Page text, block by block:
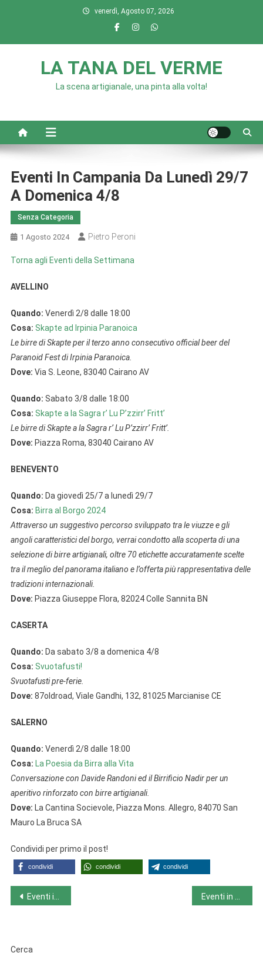
venerdì, Agosto 07, 2026
LA TANA DEL VERME
La scena artigianale, una pinta alla volta!
Eventi In Campania Da Lunedì 29/7
A Domenica 4/8
Senza Categoria
1 Agosto 2024 Pietro Peroni
Torna agli Eventi della Settimana
AVELLINO
Quando: Venerdì 2/8 dalle 18:00
Cosa: Skapte ad Irpinia Paranoica
Le birre di Skapte per il terzo anno consecutivo official beer del
Paranoid Fest di Irpinia Paranoica.
Dove: Via S. Leone, 83040 Cairano AV
Quando: Sabato 3/8 dalle 18:00
Cosa: Skapte a la Sagra r’ Lu P’zzirr’ Fritt’
Le birre di Skapte a la Sagra r’ Lu P’zzirr’ Fritt’.
Dove: Piazza Roma, 83040 Cairano AV
BENEVENTO
Quando: Da giovedì 25/7 a lunedì 29/7
Cosa: Birra al Borgo 2024
Attraverso un suggestivo percorso sviluppato tra le viuzze e gli
angoli caratteristici del borgo, verrai condotto alla scoperta di una
selezione di birre artigianali, oltre 70 etichette accuratamente scelte
tra il meglio del panorama italiano e l’offerta più rappresentativa delle
tradizioni internazionali.
Dove: Piazza Giuseppe Flora, 82024 Colle Sannita BN
CASERTA
Quando: Da sabato 3/8 a domenica 4/8
Cosa: Svuotafusti!
Svuotafusti pre-ferie.
Dove: 87oldroad, Viale Gandhi, 132, 81025 Marcianise CE
SALERNO
Quando: Venerdì 2/8 dalle 18:00
Cosa: La Poesia da Birra alla Vita
Conversazione con Davide Randoni ed il Birrificio Nadir per un
aperitivo rinforzato con birre artigianali.
Dove: La Cantina Socievole, Piazza Mons. Allegro, 84070 San
Mauro La Bruca SA
Condividi per primo il post!
condividi condividi condividi
Navigazione
Eventi in Calabria da lunedì 29/7 a domenica 4/8
Cerca